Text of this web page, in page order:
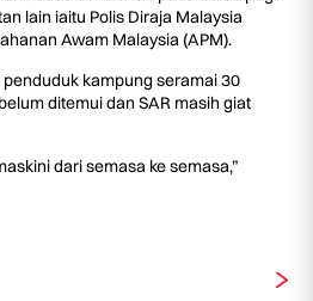
lain iaitu Polis Diraja Malaysia
Awam Malaysia (APM).
kampung seramai 30
ditemui dan SAR masih giat
dari semasa ke semasa,”